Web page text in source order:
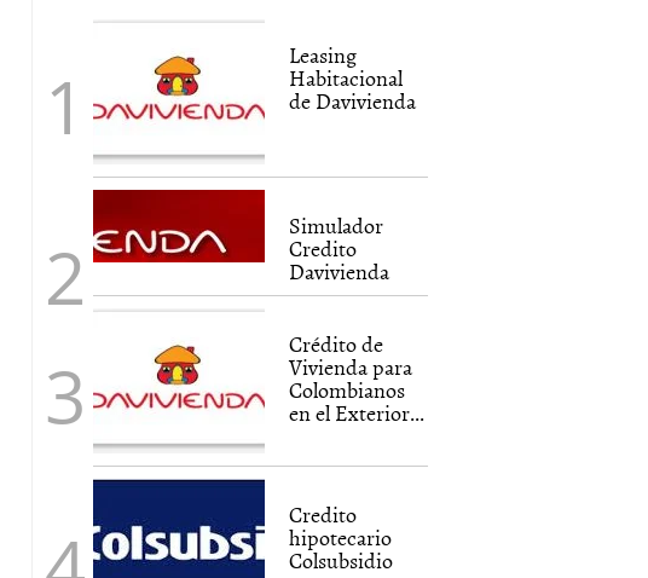
Leasing
Habitacional
de Davivienda
Simulador
Credito
Davivienda
Crédito de
Vivienda para
Colombianos
en el Exterior...
Credito
hipotecario
Colsubsidio